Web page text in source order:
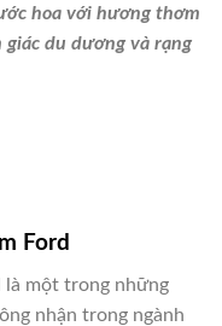
hoa với hương thơm
giác du dương và rạng
Ford
là một trong những
nhận trong ngành